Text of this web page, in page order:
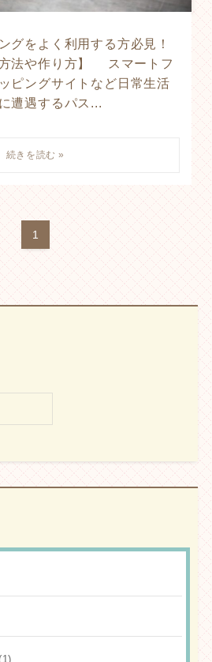
グをよく利用する方必見！
法や作り方】 スマートフ
ピングサイトなど日常生活
遭遇するパス...
1